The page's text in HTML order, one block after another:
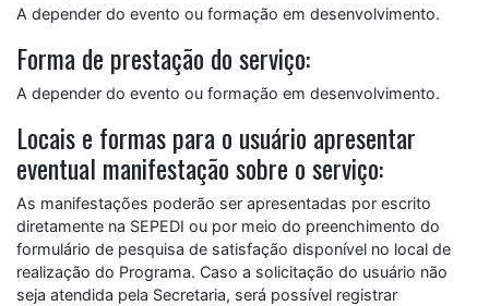
A depender do evento ou formação em desenvolvimento.
Forma de prestação do serviço:
A depender do evento ou formação em desenvolvimento.
Locais e formas para o usuário apresentar
eventual manifestação sobre o serviço:
As manifestações poderão ser apresentadas por escrito
diretamente na SEPEDI ou por meio do preenchimento do
formulário de pesquisa de satisfação disponível no local de
realização do Programa. Caso a solicitação do usuário não
seja atendida pela Secretaria, será possível registrar